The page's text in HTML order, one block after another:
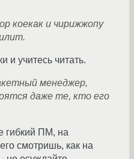
коекак и чирижжопу
и учитесь читать.
менеджер,
даже те, кто его
гибкий ПМ, на
смотришь, как на